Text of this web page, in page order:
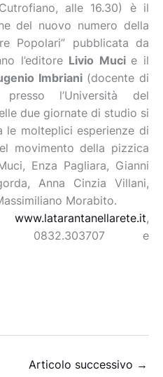
alle 16.30) è il
del nuovo numero della
Popolari” pubblicata da
l’editore Livio Muci e il
Imbriani (docente di
l’Università del
due giornate di studio si
le molteplici esperienze di
movimento della pizzica
Enza Pagliara, Gianni
Anna Cinzia Villani,
Morabito.
www.latarantanellarete.it,
0832.303707 e
Articolo successivo →